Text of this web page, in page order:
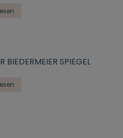
BIEDERMEIER SPIEGEL